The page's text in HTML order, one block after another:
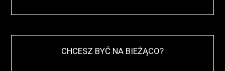
CHCESZ BYĆ NA BIEŻĄCO?